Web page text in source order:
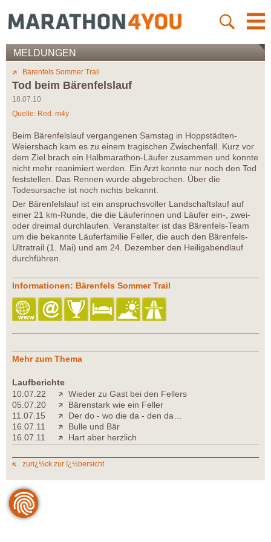
MELDUNGEN
Bärenfels Sommer Trail
Tod beim Bärenfelslauf
18.07.10
Quelle: Red. m4y
Beim Bärenfelslauf vergangenen Samstag in Hoppstädten-
Weiersbach kam es zu einem tragischen Zwischenfall. Kurz vor
dem Ziel brach ein Halbmarathon-Läufer zusammen und konnte
nicht mehr reanimiert werden. Ein Arzt konnte nur noch den Tod
feststellen. Das Rennen wurde abgebrochen. Über die
Todesursache ist noch nichts bekannt.
Der Bärenfelslauf ist ein anspruchsvoller Landschaftslauf auf
einer 21 km-Runde, die die Läuferinnen und Läufer ein-, zwei-
oder dreimal durchlaufen. Veranstalter ist das Bärenfels-Team
um die bekannte Läuferfamilie Feller, die auch den Bärenfels-
Ultratrail (1. Mai) und am 24. Dezember den Heiligabendlauf
durchführen.
Informationen: Bärenfels Sommer Trail
Mehr zum Thema
Laufberichte
10.07.22
Wieder zu Gast bei den Fellers
05.07.20
Bärenstark wie ein Feller
11.07.15
Der do - wo die da - den da…
16.07.11
Bulle und Bär
16.07.11
Hart aber herzlich
zurï¿½ck zur ï¿½bersicht